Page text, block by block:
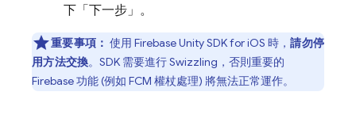
下「下一步」 。
重要事項： 使用FirebaseUnitySDK for iOS 時，請勿停
用方法交換。SDK 需要進行 Swizzling，否則重要的
Firebase 功能 (例如 FCM 權杖處理) 將無法正常運作。